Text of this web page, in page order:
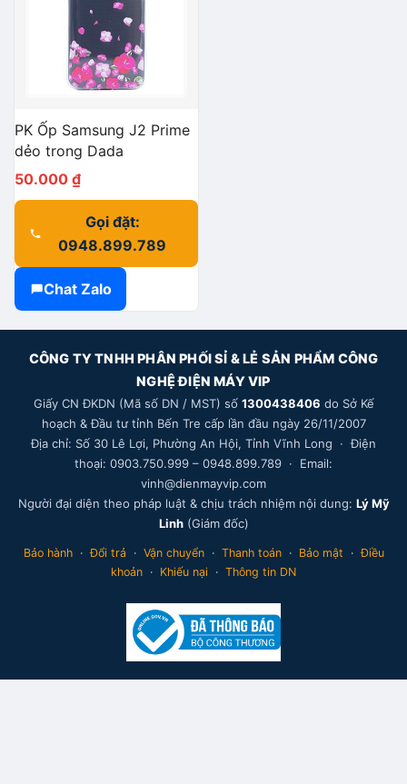
PK Ốp Samsung J2 Prime
dẻo trong Dada
50.000 ₫
Gọi đặt:
0948.899.789
Chat Zalo
CÔNG TY TNHH PHÂN PHỐI SỈ & LẺ SẢN PHẨM CÔNG
NGHỆ ĐIỆN MÁY VIP
Giấy CN ĐKDN (Mã số DN / MST) số 1300438406 do Sở Kế
hoạch & Đầu tư tỉnh Bến Tre cấp lần đầu ngày 26/11/2007
Địa chỉ: Số 30 Lê Lợi, Phường An Hội, Tỉnh Vĩnh Long · Điện
thoại: 0903.750.999 – 0948.899.789 · Email:
vinh@dienmayvip.com
Người đại diện theo pháp luật & chịu trách nhiệm nội dung: Lý Mỹ
Linh(Giám đốc)
Bảo hành·Đổi trả · Vận chuyển· Thanh toán· Bảo mật ·Điều
khoản · Khiếu nại · Thông tin DN